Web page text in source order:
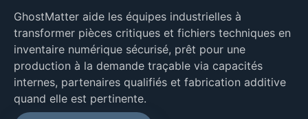
GhostMatter aide les équipes industrielles à
transformer pièces critiques et fichiers techniques en
inventaire numérique sécurisé, prêt pour une
production à la demande traçable via capacités
internes, partenaires qualifiés et fabrication additive
quand elle est pertinente.